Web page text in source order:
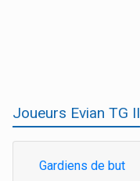
Joueurs Evian TG II
Gardiens de but